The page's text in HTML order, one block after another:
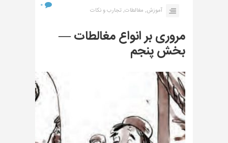
آموزش, مغالطات,تجارب و نکات
۰
مروری بر انواع مغالطات —
بخش پنجم